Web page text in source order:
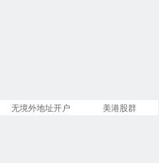
无境外地址开户 美港股群